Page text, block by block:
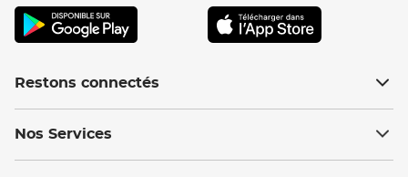
Restons connectés
Nos Services